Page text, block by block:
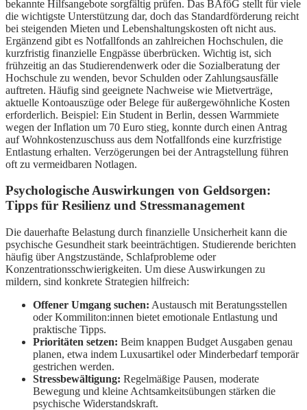
bekannte Hilfsangebote sorgfältig prüfen. Das BAföG stellt für viele
die wichtigste Unterstützung dar, doch das Standardförderung reicht
bei steigenden Mieten und Lebenshaltungskosten oft nicht aus.
Ergänzend gibt es Notfallfonds an zahlreichen Hochschulen, die
kurzfristig finanzielle Engpässe überbrücken. Wichtig ist, sich
frühzeitig an das Studierendenwerk oder die Sozialberatung der
Hochschule zu wenden, bevor Schulden oder Zahlungsausfälle
auftreten. Häufig sind geeignete Nachweise wie Mietverträge,
aktuelle Kontoauszüge oder Belege für außergewöhnliche Kosten
erforderlich. Beispiel: Ein Student in Berlin, dessen Warmmiete
wegen der Inflation um 70 Euro stieg, konnte durch einen Antrag
auf Wohnkostenzuschuss aus dem Notfallfonds eine kurzfristige
Entlastung erhalten. Verzögerungen bei der Antragstellung führen
oft zu vermeidbaren Notlagen.
Psychologische Auswirkungen von Geldsorgen:
Tipps für Resilienz und Stressmanagement
Die dauerhafte Belastung durch finanzielle Unsicherheit kann die
psychische Gesundheit stark beeinträchtigen. Studierende berichten
häufig über Angstzustände, Schlafprobleme oder
Konzentrationsschwierigkeiten. Um diese Auswirkungen zu
mildern, sind konkrete Strategien hilfreich:
Offener Umgang suchen: Austausch mit Beratungsstellen
oder Kommiliton:innen bietet emotionale Entlastung und
praktische Tipps.
Prioritäten setzen: Beim knappen Budget Ausgaben genau
planen, etwa indem Luxusartikel oder Minderbedarf temporär
gestrichen werden.
Stressbewältigung: Regelmäßige Pausen, moderate
Bewegung und kleine Achtsamkeitsübungen stärken die
psychische Widerstandskraft.